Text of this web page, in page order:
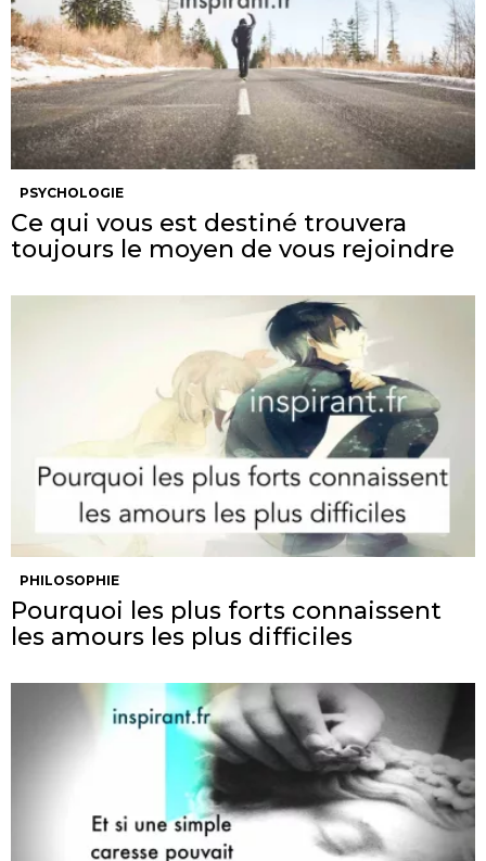
PSYCHOLOGIE
Ce qui vous est destiné trouvera
toujours le moyen de vous rejoindre
PHILOSOPHIE
Pourquoi les plus forts connaissent
les amours les plus difficiles